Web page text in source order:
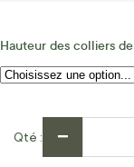
Hauteur des colliers
Qté −